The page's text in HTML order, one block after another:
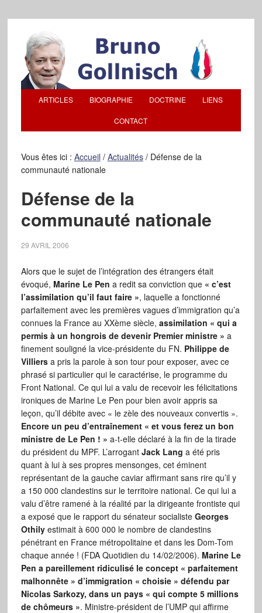
ARTICLES BIOGRAPHIE DOCTRINE LIENS
CONTACT
Vous êtes ici : Accueil / Actualités /Défense de la
communauté nationale
Défense de la
communauté nationale
29 AVRIL 2006
Alors que le sujet de l’intégration des étrangers était
évoqué, Marine Le Pen a redit sa conviction que « c’est
l’assimilation qu’il faut faire », laquelle a fonctionné
parfaitement avec les premières vagues d’immigration qu’a
connues la France au XXème siècle, assimilation « qui a
permis à un hongrois de devenir Premier ministre » a
finement souligné la vice-présidente du FN. Philippe de
Villiersa pris la parole à son tour pour exposer, avec ce
phrasé si particulier qui le caractérise, le programme du
Front National. Ce qui lui a valu de recevoir les félicitations
ironiques de Marine Le Pen pour bien avoir appris sa
leçon, qu’il débite avec « le zèle des nouveaux convertis ».
Encore un peu d’entraînement « et vous ferez un bon
ministre de Le Pen ! » a-t-elle déclaré à la fin de la tirade
du président du MPF. L’arrogant Jack Lang a été pris
quant à lui à ses propres mensonges, cet éminent
représentant de la gauche caviar affirmant sans rire qu’il y
a 150 000 clandestins sur le territoire national. Ce qui lui a
valu d’être ramené à la réalité par la dirigeante frontiste qui
a exposé que le rapport du sénateur socialiste Georges
Othilyestimait à 600 000 le nombre de clandestins
pénétrant en France métropolitaine et dans les Dom-Tom
chaque année ! (FDA Quotidien du 14/02/2006). Marine Le
Pen a pareillement ridiculisé le concept « parfaitement
malhonnête » d’immigration « choisie » défendu par
Nicolas Sarkozy, dans un pays « qui compte 5 millions
de chômeurs ». Ministre-président de l’UMP qui affirme